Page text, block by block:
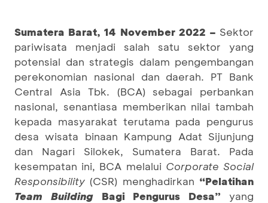
Sumatera Barat, 14 November 2022 – Sektor
pariwisata menjadi salah satu sektor yang
potensial dan strategis dalam pengembangan
perekonomian nasional dan daerah. PT Bank
Central Asia Tbk. (BCA) sebagai perbankan
nasional, senantiasa memberikan nilai tambah
kepada masyarakat terutama pada pengurus
desa wisata binaan Kampung Adat Sijunjung
dan Nagari Silokek, Sumatera Barat. Pada
kesempatan ini, BCA melalui Corporate Social
Responsibility (CSR) menghadirkan “Pelatihan
Team BuildingBagi Pengurus Desa” yang